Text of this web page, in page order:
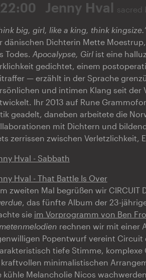
22:00 Jenny Hval sacred
big, girl, like a king, think kingsize.
dänischen Dichterin Mette
Todes. Apocalypse, Girlist eine
gedichtet, einem
— erzählt in der Sprache
und intimen Klang seit
Ihr 2013 auf Rune
geadelt, daneben arbeitete die
mit Dichtern und
zerrissen zwischen Verletzlichkeit,
Hval - Sabbath
Hval - That Battle Is Over
zweiten Mal begrüßen wir CIRCUIT
, das fünfte Album der 23-
sie im Vorprogramm von Ben
rechnen wir mit einer
Popentwurf vereint Circuit
tiefe Stimme,
kraftvollen minimalistischen
kühle Melancholie Nicos